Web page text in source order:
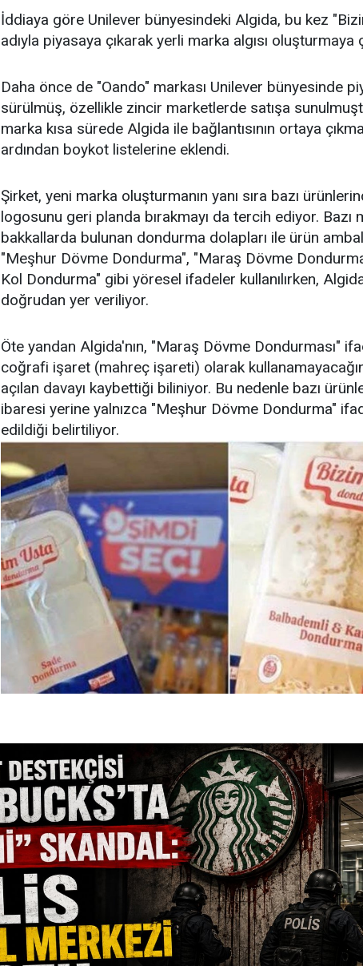
İddiaya göre Unilever bünyesindeki Algida, bu kez
adıyla piyasaya çıkarak yerli marka algısı oluşturmaya
Daha önce de "Oando" markası Unilever bünyesinde
sürülmüş, özellikle zincir marketlerde satışa
marka kısa sürede Algida ile bağlantısının ortaya
ardından boykot listelerine eklendi.
Şirket, yeni marka oluşturmanın yanı sıra bazı
logosunu geri planda bırakmayı da tercih ediyor. Bazı
bakkallarda bulunan dondurma dolapları ile ürün
"Meşhur Dövme Dondurma", "Maraş Dövme
Kol Dondurma" gibi yöresel ifadeler kullanılırken,
doğrudan yer veriliyor.
Öte yandan Algida'nın, "Maraş Dövme Dondurması"
coğrafi işaret (mahreç işareti) olarak
açılan davayı kaybettiği biliniyor. Bu nedenle bazı
ibaresi yerine yalnızca "Meşhur Dövme Dondurma"
edildiği belirtiliyor.